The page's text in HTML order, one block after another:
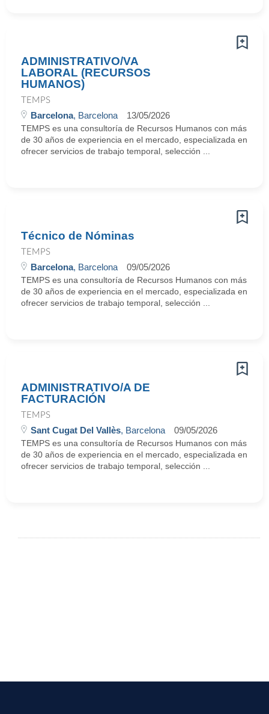
ADMINISTRATIVO/VA
LABORAL (RECURSOS
HUMANOS)
TEMPS
Barcelona, Barcelona 13/05/2026
TEMPS es una consultoría de Recursos Humanos con más
de 30 años de experiencia en el mercado, especializada en
ofrecer servicios de trabajo temporal, selección ...
Técnico de Nóminas
TEMPS
Barcelona, Barcelona 09/05/2026
TEMPS es una consultoría de Recursos Humanos con más
de 30 años de experiencia en el mercado, especializada en
ofrecer servicios de trabajo temporal, selección ...
ADMINISTRATIVO/A DE
FACTURACIÓN
TEMPS
Sant Cugat Del Vallès, Barcelona 09/05/2026
TEMPS es una consultoría de Recursos Humanos con más
de 30 años de experiencia en el mercado, especializada en
ofrecer servicios de trabajo temporal, selección ...